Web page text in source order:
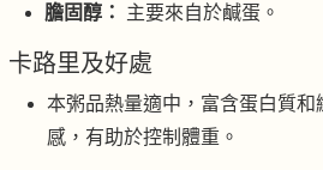
膽固醇：
主要來自於鹹蛋。
卡路里及好處
本粥品熱量適中，富含蛋白質和
感，有助於控制體重。